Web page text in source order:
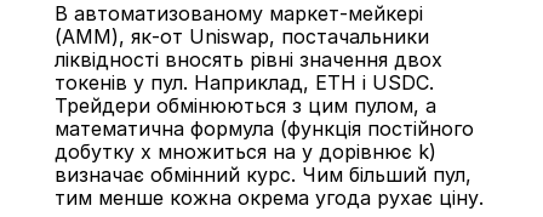
В автоматизованому маркет-мейкері
(AMM), як-от Uniswap, постачальники
ліквідності вносять рівні значення двох
токенів у пул. Наприклад, ETH і USDC.
Трейдери обмінюються з цим пулом, а
математична формула (функція постійного
добутку x множиться на y дорівнює k)
визначає обмінний курс. Чим більший пул,
тим менше кожна окрема угода рухає ціну.